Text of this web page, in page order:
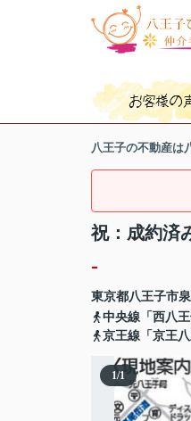
八王子の不動産は
祝：成約
-
東京都八王子市泉
中央線「西八
京王線「京王
1/1